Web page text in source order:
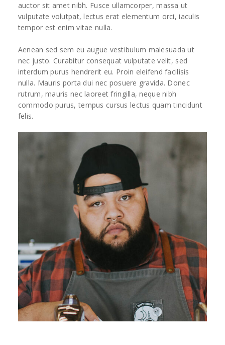
auctor sit amet nibh. Fusce ullamcorper, massa ut
vulputate volutpat, lectus erat elementum orci, iaculis
tempor est enim vitae nulla.
Aenean sed sem eu augue vestibulum malesuada ut
nec justo. Curabitur consequat vulputate velit, sed
interdum purus hendrerit eu. Proin eleifend facilisis
nulla. Mauris porta dui nec posuere gravida. Donec
rutrum, mauris nec laoreet fringilla, neque nibh
commodo purus, tempus cursus lectus quam tincidunt
felis.